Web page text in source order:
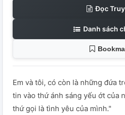
Đọc
Danh sách
Em và tôi, có còn là những đứa
tin vào thứ ánh sáng yếu ớt của
thứ gọi là tình yêu của mình."